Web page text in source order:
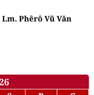
Lm. Phêrô Vũ Văn